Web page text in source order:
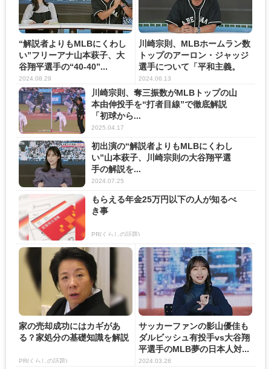
“解説者よりもMLBにくわし
い”フリーアナ山本萩子、大
谷翔平選手の“40-40”...
2024.08.29
川崎宗則、MLBホームラン数
トップのアーロン・ジャッジ
選手について「平和主義。
ほ...
2024.06.13
川崎宗則、奪三振数がMLBトップの山
本由伸投手を“打者目線”で徹底解説
「初球から...
2025.04.17
初出演の“解説者よりもMLBにくわし
い”山本萩子、川崎宗則の大谷翔平選
手の解説を...
2024.07.25
もらえる年金25万円以下の人が知るべ
き事
PR(くらしの話題)
家の売却成功にはカギがあ
る？家処分の基礎知識を解説
PR(くらしの話題)
サッカーファンの影山優佳も
ダルビッシュ有投手vs大谷翔
平選手のMLB夢の日本人対...
2024.03.28